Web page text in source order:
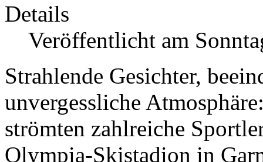
Details
Veröffentlicht am
Strahlende Gesichter,
unvergessliche
strömten zahlreiche
Olympia-Skistadion in